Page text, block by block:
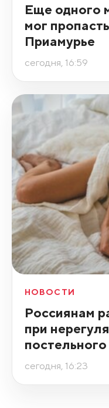
Еще одного
мог
Приамурье
сегодня, 16:59
НОВОСТИ
Россиянам
при
сегодня, 16:23